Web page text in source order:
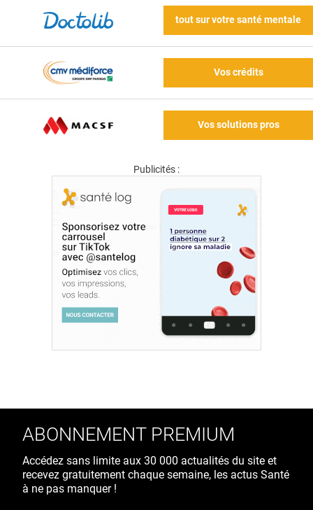
tout sur votre santé mentale
Vos crédits
Vos solutions pros
Publicités :
ABONNEMENT PREMIUM
Accédez sans limite aux 30 000 actualités du site et
recevez gratuitement chaque semaine, les actus Santé
à ne pas manquer !